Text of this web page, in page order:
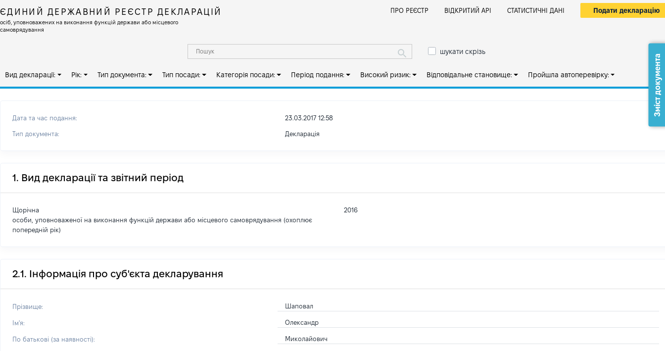
ЄДИНИЙ ДЕРЖАВНИЙ РЕЄСТР ДЕКЛАРАЦІЙ
осіб, уповноважених на виконання функцій держави або місцевого
самоврядування
ПРО РЕЄСТР ВІДКРИТИЙ АРІ СТАТИСТИЧНІ ДАНІ Подати декларацію
шукати скрізь
Вид декларації: Рік: Тип документа: Тип посади: Категорія посади: Період подання: Високий ризик: Відповідальне становище: Пройшла автоперевірку:
Дата та час подання: 23.03.2017 12:58
Тип документа: Декларація
1. Вид декларації та звітний період
Щорічна
особи, уповноваженої на виконання функцій держави або місцевого самоврядування (охоплює
попередній рік)
2016
2.1. Інформація про суб'єкта декларування
Прізвище: Шаповал
Ім'я: Олександр
По батькові (за наявності): Миколайович
Зміст документа